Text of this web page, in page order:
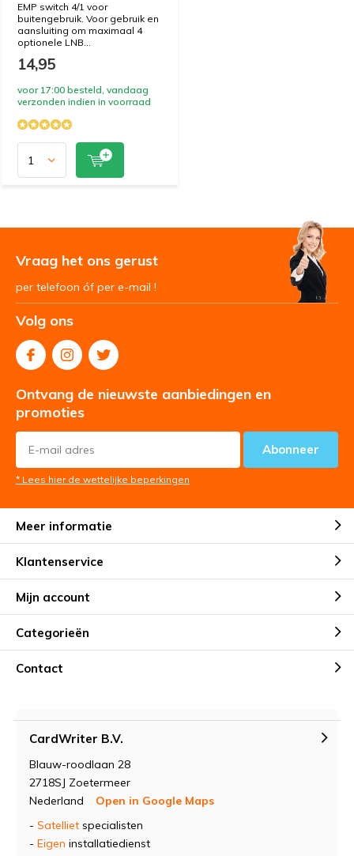
EMP switch 4/1 voor
buitengebruik. Voor gebruik en
aansluiting om maximaal 4
optionele LNB...
14,95
voor 17:00 besteld, vandaag
verzonden indien in voorraad
Vraag het ons gerust
per telefoon óf per e-mail !
Volg ons
Ontvang de nieuwste aanbiedingen en
promoties
Abonneer
* Lees hier de wettelijke beperkingen
Meer informatie
Klantenservice
Mijn account
Categorieën
Contact
CardWriter B.V.
Blauw-roodlaan 28
2718SJ Zoetermeer
Nederland
Open in Google Maps
- Satelliet specialisten
- Eigen installatiedienst